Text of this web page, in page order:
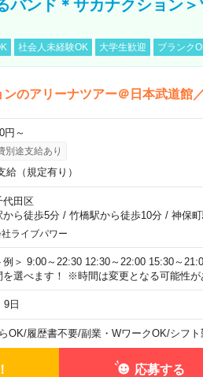
バンド＊サカナクション
社会人未経験OK 大学生歓迎 ブランク
のアリーナツアー＠日本武道館
円～
別途支給あり
給（規定有り）
代田区
から徒歩5分/ 竹橋駅から徒歩10分/ 神保
ライブパワー
例＞ 9:00～22:30 12:30～22:00 15:30～
を選べます！ ※時間は変更となる可能性が
9日
OK/履歴書不要/副業・WワークOK/シフト
応募する